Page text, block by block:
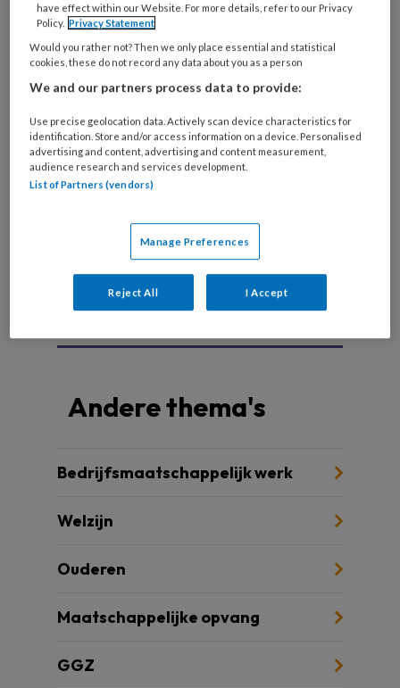
De spanning tussen individu en
gemeenschap Tussen ik en wij
Door de neiging om radicaal afstand te nemen van
op een samenleving waarin we opnieuw
afhankelijk worden van liefdadigheid en zorg
binnen de eigen gemeenschap. Volgens
tussen individu en gemeenschap niet langer
proberen op te heffen.
Andere thema's
Bedrijfsmaatschappelijk werk
Welzijn
Ouderen
Maatschappelijke opvang
GGZ
have effect within our Website. For more details, refer to our Privacy
Policy. Privacy Statement
Would you rather not? Then we only place essential and statistical
cookies, these do not record any data about you as a person
We and our partners process data to provide:
Use precise geolocation data. Actively scan device characteristics for
identification. Store and/or access information on a device. Personalised
advertising and content, advertising and content measurement,
audience research and services development.
List of Partners (vendors)
Manage Preferences
Reject All I Accept